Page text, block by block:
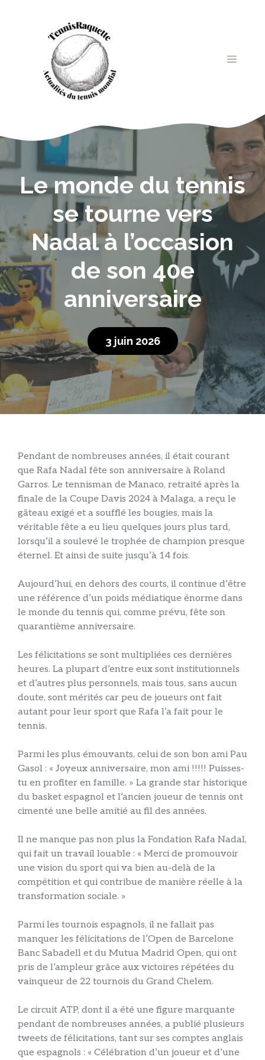
MENU
Le monde du tennis
se tourne vers
Nadal à l’occasion
de son 40e
anniversaire
3 juin 2026
Pendant de nombreuses années, il était courant
que Rafa Nadal fête son anniversaire à Roland
Garros. Le tennisman de Manaco, retraité après la
finale de la Coupe Davis 2024 à Malaga, a reçu le
gâteau exigé et a soufflé les bougies, mais la
véritable fête a eu lieu quelques jours plus tard,
lorsqu’il a soulevé le trophée de champion presque
éternel. Et ainsi de suite jusqu’à 14 fois.
Aujourd’hui, en dehors des courts, il continue d’être
une référence d’un poids médiatique énorme dans
le monde du tennis qui, comme prévu, fête son
quarantième anniversaire.
Les félicitations se sont multipliées ces dernières
heures. La plupart d’entre eux sont institutionnels
et d’autres plus personnels, mais tous, sans aucun
doute, sont mérités car peu de joueurs ont fait
autant pour leur sport que Rafa l’a fait pour le
tennis.
Parmi les plus émouvants, celui de son bon ami Pau
Gasol : « Joyeux anniversaire, mon ami !!!!! Puisses-
tu en profiter en famille. » La grande star historique
du basket espagnol et l’ancien joueur de tennis ont
cimenté une belle amitié au fil des années.
Il ne manque pas non plus la Fondation Rafa Nadal,
qui fait un travail louable : « Merci de promouvoir
une vision du sport qui va bien au-delà de la
compétition et qui contribue de manière réelle à la
transformation sociale. »
Parmi les tournois espagnols, il ne fallait pas
manquer les félicitations de l’Open de Barcelone
Banc Sabadell et du Mutua Madrid Open, qui ont
pris de l’ampleur grâce aux victoires répétées du
vainqueur de 22 tournois du Grand Chelem.
Le circuit ATP, dont il a été une figure marquante
pendant de nombreuses années, a publié plusieurs
tweets de félicitations, tant sur ses comptes anglais
que espagnols : « Célébration d’un joueur et d’une